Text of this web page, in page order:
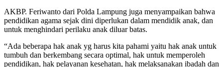
AKBP. Feriwanto dari Polda Lampung juga menyampaikan bahwa
pendidikan agama sejak dini diperlukan dalam mendidik anak, dan
untuk menghindari perilaku anak diluar batas.
“Ada beberapa hak anak yg harus kita pahami yaitu hak anak untuk
tumbuh dan berkembang secara optimal, hak untuk memperoleh
pendidikan, hak pelayanan kesehatan, hak melaksanakan ibadah dan